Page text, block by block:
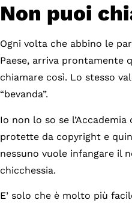
Non puoi
Ogni volta che abbino le
Paese, arriva prontamente
chiamare così. Lo stesso
“bevanda”.
Io non lo so se
protette da copyright e
nessuno vuole infangare il
chicchessia.
E’ solo che è molto più